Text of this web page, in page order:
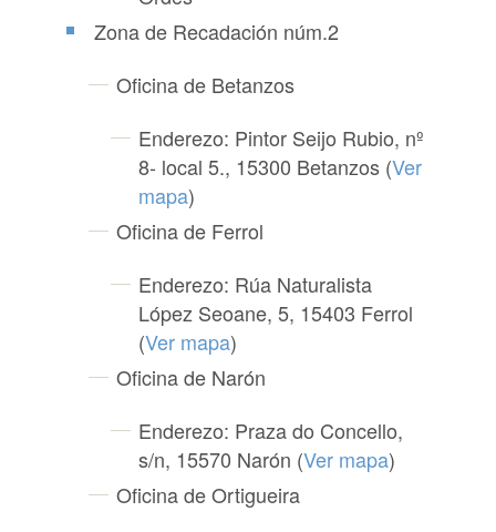
Zona de Recadación núm.2
Oficina de Betanzos
Enderezo: Pintor Seijo Rubio, nº
8- local 5., 15300 Betanzos (Ver
mapa)
Oficina de Ferrol
Enderezo: Rúa Naturalista
López Seoane, 5, 15403 Ferrol
(Ver mapa)
Oficina de Narón
Enderezo: Praza do Concello,
s/n, 15570 Narón (Ver mapa)
Oficina de Ortigueira